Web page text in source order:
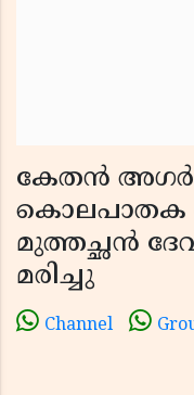
കേതൻ
കൊലപാതക
മുത്തച്ഛൻ
മരിച്ചു
Channel